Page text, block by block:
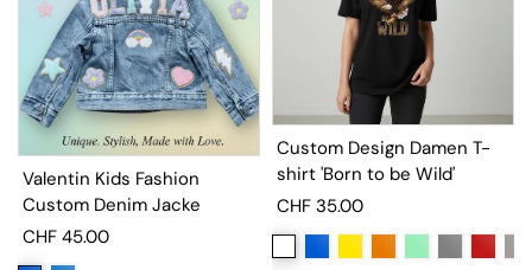
Valentin Kids Fashion
Custom Denim Jacke
CHF 45.00
Custom Design Damen T-
shirt 'Born to be Wild'
CHF 35.00